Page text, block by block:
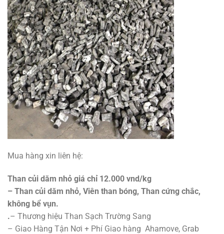
Mua hàng xin liên hệ:
Than củi dăm nhỏ giá chỉ 12.000 vnd/kg
– Than củi dăm nhỏ, Viên than bóng, Than cứng chắc,
không bể vụn.
.– Thương hiệu Than Sạch Trường Sang
– Giao Hàng Tận Nơi + Phí Giao hàng Ahamove, Grab